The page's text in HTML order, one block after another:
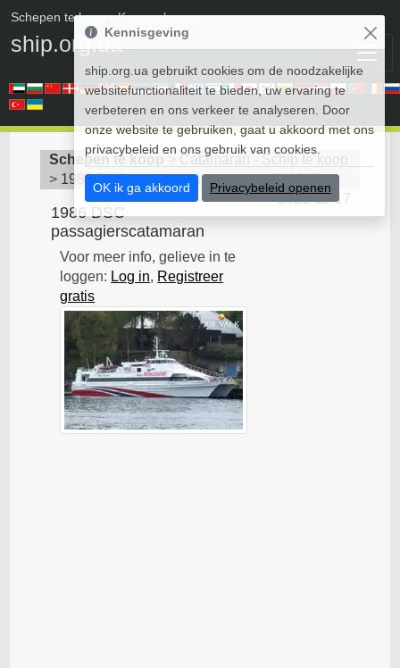
Schepen te koop• Koop schepen
ship.org.ua
Schepen te koop
Catamaran - Schip te koop
> 1986 DSC passagierscatamaran(id4112)
2021-12-17
1986 DSC
passagierscatamaran
Voor meer info, gelieve in te
loggen: Log in, Registreer
gratis
Kennisgeving
ship.org.ua gebruikt cookies om de noodzakelijke
websitefunctionaliteit te bieden, uw ervaring te
verbeteren en ons verkeer te analyseren. Door
onze website te gebruiken, gaat u akkoord met ons
privacybeleid en ons gebruik van cookies.
OK ik ga akkoord Privacybeleid openen